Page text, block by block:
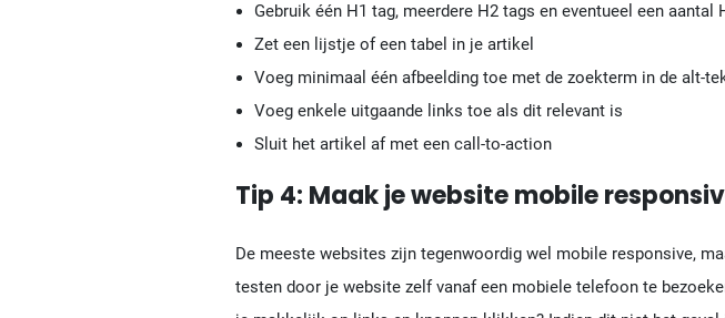
Gebruik één H1 tag, meerdere H2 tags en eventueel een aantal
Zet een lijstje of een tabel in je artikel
Voeg minimaal één afbeelding toe met de zoekterm in de alt-
Voeg enkele uitgaande links toe als dit relevant is
Sluit het artikel af met een call-to-action
Tip 4: Maak je website mobile
De meeste websites zijn tegenwoordig wel mobile responsive,
testen door je website zelf vanaf een mobiele telefoon te